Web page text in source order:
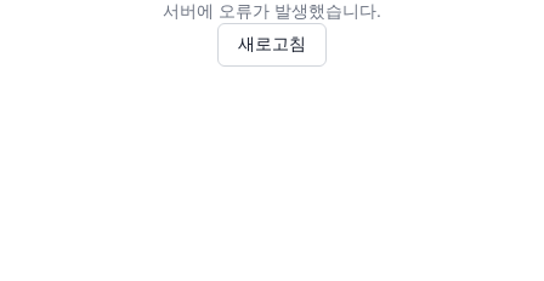
서버에 오류가 발생했습니다.
새로고침